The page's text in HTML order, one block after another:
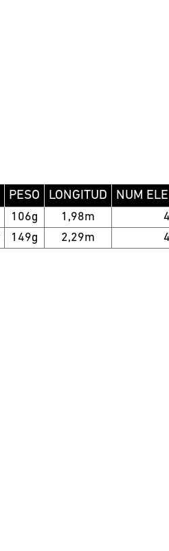
PESO LONGITUD NUM
106g 1,98m
149g 2,29m